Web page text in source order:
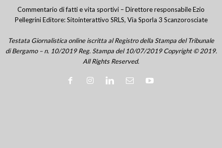
Commentario di fatti e vita sportivi – Direttore responsabile Ezio
Pellegrini Editore: Sitointerattivo SRLS, Via Sporla 3 Scanzorosciate
Testata Giornalistica online iscritta al Registro della Stampa del Tribunale
di Bergamo – n. 10/2019 Reg. Stampa del 10/07/2019 Copyright © 2019.
All Rights Reserved.